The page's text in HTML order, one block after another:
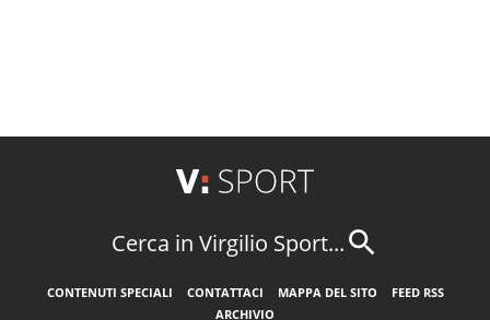
Cerca in Virgilio Sport...
CONTENUTI SPECIALI CONTATTACI MAPPA DEL SITO
FEED RSS
ARCHIVIO